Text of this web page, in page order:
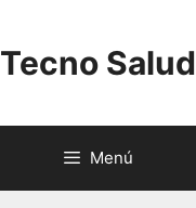
Tecno Salud
Menú